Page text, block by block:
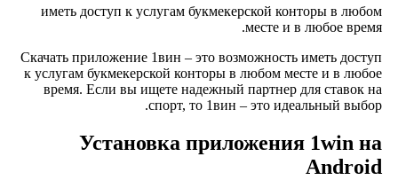
иметь доступ к услугам букмекерской конторы в любом
месте и в любое время.
Скачать приложение 1вин – это возможность иметь доступ
к услугам букмекерской конторы в любом месте и в любое
время. Если вы ищете надежный партнер для ставок на
спорт, то 1вин – это идеальный выбор.
Установка приложения 1win на
Android